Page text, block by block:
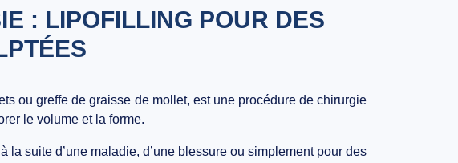
: LIPOFILLING POUR DES
ougreffe de graisse de mollet, est une procédure de chirurgie
le volume et la forme.
la suite d’une maladie, d’une blessure ou simplement pour des